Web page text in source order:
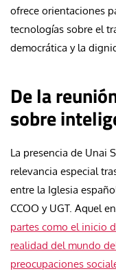
ofrece orientaciones
tecnologías sobre el
democrática y la
De la
sobre
La presencia de Unai
relevancia especial
entre la Iglesia
CCOO y UGT. Aquel
partes como el inicio
realidad del mundo
preocupaciones